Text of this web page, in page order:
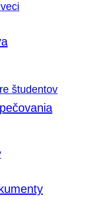
študentov